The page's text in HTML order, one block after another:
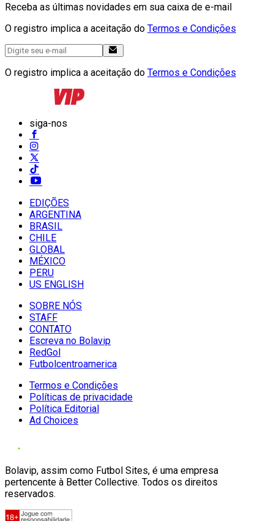
Receba as últimas novidades em sua caixa de e-mail
O registro implica a aceitação do Termos e Condições
O registro implica a aceitação do Termos e Condições
siga-nos
EDIÇÕES
ARGENTINA
BRASIL
CHILE
GLOBAL
MÉXICO
PERU
US ENGLISH
SOBRE NÓS
STAFF
CONTATO
Escreva no Bolavip
RedGol
Futbolcentroamerica
Termos e Condições
Políticas de privacidade
Política Editorial
Ad Choices
Bolavip, assim como Futbol Sites, é uma empresa
pertencente à Better Collective. Todos os direitos
reservados.